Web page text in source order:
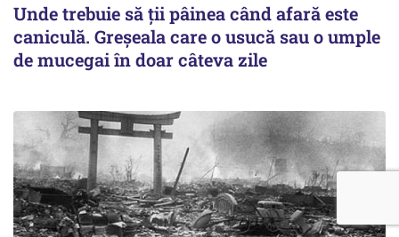
Unde trebuie să ții pâinea când afară este
caniculă. Greșeala care o usucă sau o umple
de mucegai în doar câteva zile